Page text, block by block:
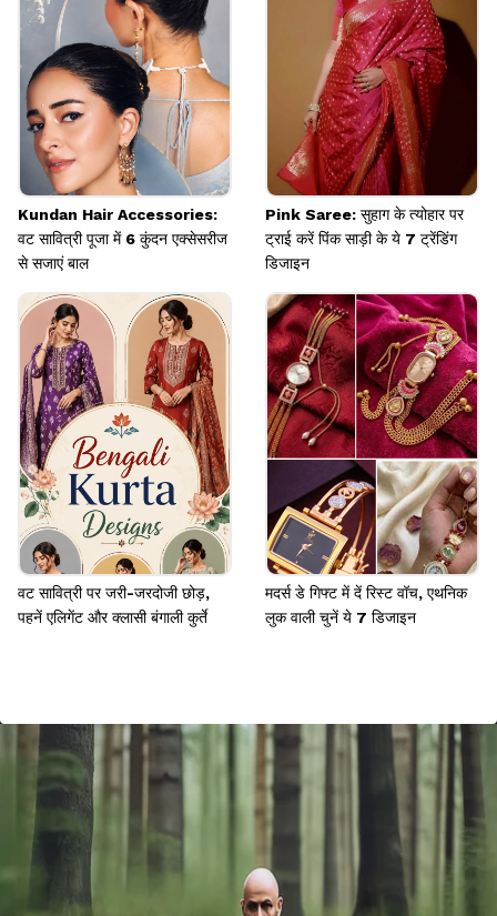
Image credits: pinterest
Kundan Hair Accessories:
वट सावित्री पूजा में 6 कुंदन एक्सेसरीज
से सजाएं बाल
Pink Saree: सुहाग के त्योहार पर
ट्राई करें पिंक साड़ी के ये 7 ट्रेंडिंग
डिजाइन
वट सावित्री पर जरी-जरदोजी छोड़,
पहनें एलिगेंट और क्लासी बंगाली कुर्ते
मदर्स डे गिफ्ट में दें रिस्ट वॉच, एथनिक
लुक वाली चुनें ये 7 डिजाइन